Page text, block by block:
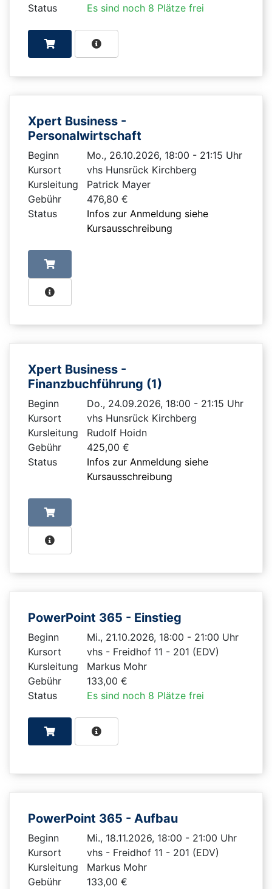
Status
Es sind noch 8 Plätze frei
Xpert Business -
Personalwirtschaft
Beginn
Mo., 26.10.2026, 18:00 - 21:15 Uhr
Kursort
vhs Hunsrück Kirchberg
Kursleitung
Patrick Mayer
Gebühr
476,80 €
Status
Infos zur Anmeldung siehe
Kursausschreibung
Xpert Business -
Finanzbuchführung (1)
Beginn
Do., 24.09.2026, 18:00 - 21:15 Uhr
Kursort
vhs Hunsrück Kirchberg
Kursleitung
Rudolf Hoidn
Gebühr
425,00 €
Status
Infos zur Anmeldung siehe
Kursausschreibung
PowerPoint 365 - Einstieg
Beginn
Mi., 21.10.2026, 18:00 - 21:00 Uhr
Kursort
vhs - Freidhof 11 - 201 (EDV)
Kursleitung
Markus Mohr
Gebühr
133,00 €
Status
Es sind noch 8 Plätze frei
PowerPoint 365 - Aufbau
Beginn
Mi., 18.11.2026, 18:00 - 21:00 Uhr
Kursort
vhs - Freidhof 11 - 201 (EDV)
Kursleitung
Markus Mohr
Gebühr
133,00 €